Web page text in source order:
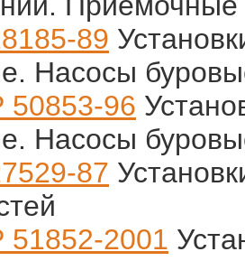
89
Насосы
96
Насосы
87
2001